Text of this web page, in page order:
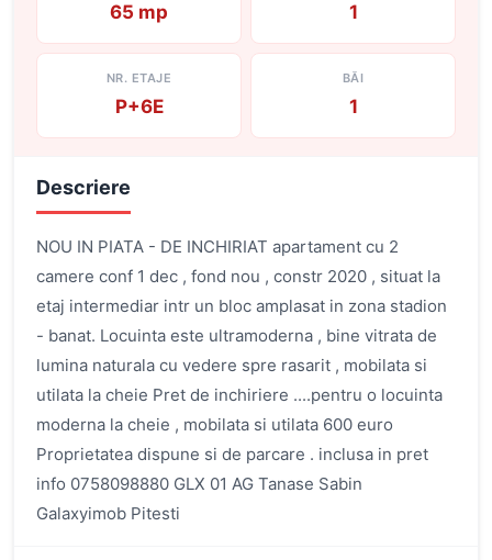
65 mp 1
NR. ETAJE
P+6E
BĂI
1
Descriere
NOU IN PIATA - DE INCHIRIAT apartament cu 2
camere conf 1 dec , fond nou , constr 2020 , situat la
etaj intermediar intr un bloc amplasat in zona stadion
- banat. Locuinta este ultramoderna , bine vitrata de
lumina naturala cu vedere spre rasarit , mobilata si
utilata la cheie Pret de inchiriere ....pentru o locuinta
moderna la cheie , mobilata si utilata 600 euro
Proprietatea dispune si de parcare . inclusa in pret
info 0758098880 GLX 01 AG Tanase Sabin
Galaxyimob Pitesti